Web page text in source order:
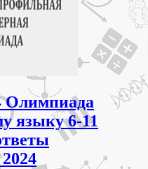
Олимпиада
языку 6-11